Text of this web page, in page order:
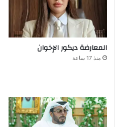
المعارضة ديكور الإخوان
منذ 17 ساعة